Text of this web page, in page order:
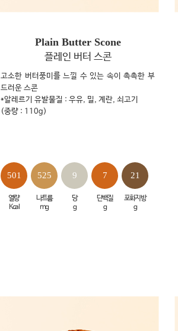
Plain Butter Scone
플레인 버터 스콘
고소한 버터풍미를 느낄 수 있는 속이 촉촉한 부
드러운 스콘
*알레르기 유발물질 : 우유, 밀, 계란, 쇠고기
(중량 : 110g)
501
열량
Kcal
525
나트륨
mg
9
당
g
7
단백질
g
21
포화지방
g